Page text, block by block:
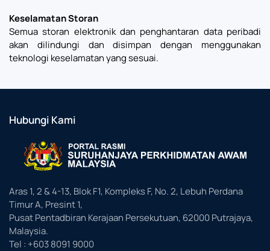
Keselamatan Storan
Semua storan elektronik dan penghantaran data peribadi
akan dilindungi dan disimpan dengan menggunakan
teknologi keselamatan yang sesuai.
Hubungi Kami
Aras 1, 2 & 4-13, Blok F1, Kompleks F, No. 2, Lebuh Perdana
Timur A, Presint 1,
Pusat Pentadbiran Kerajaan Persekutuan, 62000 Putrajaya,
Malaysia.
Tel : +603 8091 9000